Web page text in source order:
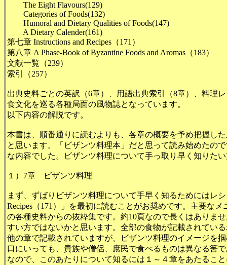
The Eight Flavours(129)
Categories of Foods(132)
Humoral and Dietary Qualities of Foods(147)
A Dietary Calender(161)
第七章 Instructions and Recipes（171）
第八章 A Phase-Book of Byzantine Foods and Aromas（183）
文献一覧（239）
索引（257）
出典史料ごとの英訳（6章）、用語出典索引（8章）、料理
食文化を巡る各種局面の風物誌となっています。
以下内容の解説です。
本書は、順番通りに読むよりも、各章の概要を予め把握し
と思います。「ビザンツ料理本」だと思って読み始めたの
な内容でした。ビザンツ料理について手っ取り早く知りた
１）7章 ビザンツ料理
まず、ずばりビザンツ料理について手早く知るためにはレ
Recipes（171）」を最初に読むことがお奨めです。主要な
の各種史料からの抜粋集です。約10頁なので長くはありま
すい方ではないかと思います。全部の食物が記載されてい
他の章で記載されていますが、ビザンツ料理のイメージを
口にいっても、貴族や僧侶、庶民で食べるものは異なる筈
なので、このあたりについて知るには１～４章をあたるこ